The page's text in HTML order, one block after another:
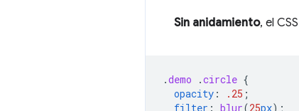
Sin anidamiento, el
.demo .circle {
opacity : .25 ;
filter : blur(25px);